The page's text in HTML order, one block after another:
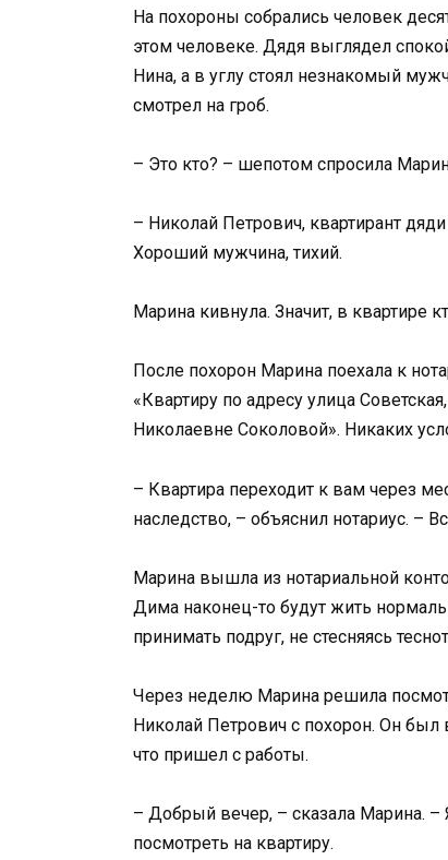
На похороны собрались человек
этом человеке. Дядя выглядел
Нина, а в углу стоял незнакомый
смотрел на гроб.
– Это кто? – шепотом спросила
– Николай Петрович, квартирант
Хороший мужчина, тихий.
Марина кивнула. Значит, в квартире
После похорон Марина поехала к
«Квартиру по адресу улица
Николаевне Соколовой». Никаких
– Квартира переходит к вам через
наследство, – объяснил нотариус. –
Марина вышла из нотариальной
Дима наконец-то будут жить
принимать подруг, не стесняясь
Через неделю Марина решила
Николай Петрович с похорон. Он был
что пришел с работы.
– Добрый вечер, – сказала Марина.
посмотреть на квартиру.